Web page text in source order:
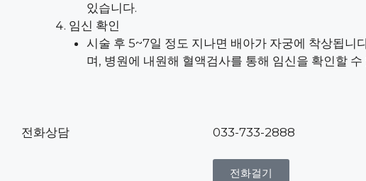
있습니다.
임신 확인
시술 후 5~7일 정도 지나면 배아가 자궁에 착상됩니
며, 병원에 내원해 혈액검사를 통해 임신을 확인할 수
전화상담 033-733-2888
전화걸기